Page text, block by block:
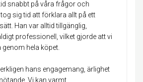
snabbt på våra frågor och
sig tid att förklara allt på ett
Han var alltid tillgänglig,
professionell, vilket gjorde att vi
hela köpet.
hans engagemang, ärlighet
Vi kan varmt